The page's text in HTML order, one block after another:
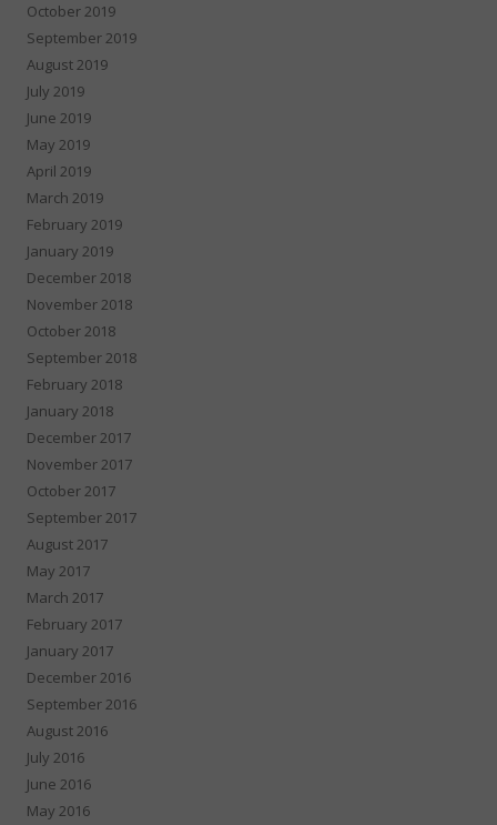
October 2019
September 2019
August 2019
July 2019
June 2019
May 2019
April 2019
March 2019
February 2019
January 2019
December 2018
November 2018
October 2018
September 2018
February 2018
January 2018
December 2017
November 2017
October 2017
September 2017
August 2017
May 2017
March 2017
February 2017
January 2017
December 2016
September 2016
August 2016
July 2016
June 2016
May 2016